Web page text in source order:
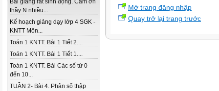
Bài giảng rất sinh động. Cảm ơn
thầy N nhiều...
Kế hoạch giảng dạy lớp 4 SGK -
KNTT Môn...
Toán 1 KNTT. Bài 1 Tiết 2....
Toán 1 KNTT. Bài 1 Tiết 1....
Toán 1 KNTT. Bài Các số từ 0
đến 10...
TUẦN 2- Bài 4. Phân số thập
Mở trang đăng nhập
Quay trở lại trang trước